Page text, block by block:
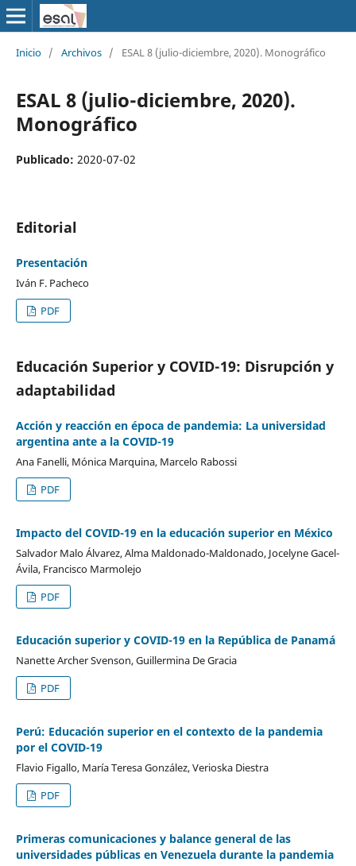
Inicio / Archivos / ESAL 8 (julio-diciembre, 2020). Monográfico
ESAL 8 (julio-diciembre, 2020).
Monográfico
Publicado: 2020-07-02
Editorial
Presentación
Iván F. Pacheco
PDF
Educación Superior y COVID-19: Disrupción y
adaptabilidad
Acción y reacción en época de pandemia: La universidad
argentina ante a la COVID-19
Ana Fanelli, Mónica Marquina, Marcelo Rabossi
PDF
Impacto del COVID-19 en la educación superior en México
Salvador Malo Álvarez, Alma Maldonado-Maldonado, Jocelyne Gacel-
Ávila, Francisco Marmolejo
PDF
Educación superior y COVID-19 en la República de Panamá
Nanette Archer Svenson, Guillermina De Gracia
PDF
Perú: Educación superior en el contexto de la pandemia
por el COVID-19
Flavio Figallo, María Teresa González, Verioska Diestra
PDF
Primeras comunicaciones y balance general de las
universidades públicas en Venezuela durante la pandemia